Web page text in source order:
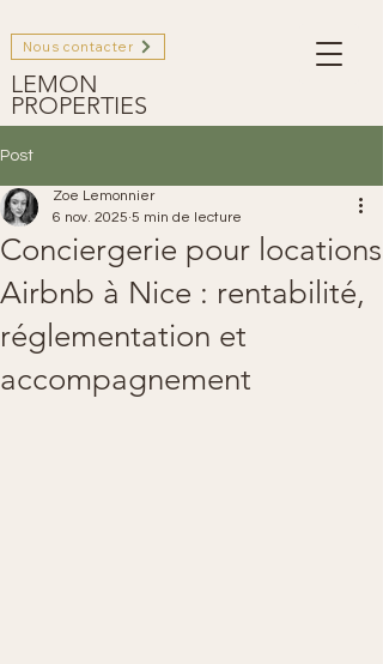
LEMON
PROPERTIES
Nous contacter
Post
Conciergerie pour locations
Airbnb à Nice : rentabilité,
réglementation et
accompagnement
Zoe Lemonnier
6 nov. 2025 5 min de lecture